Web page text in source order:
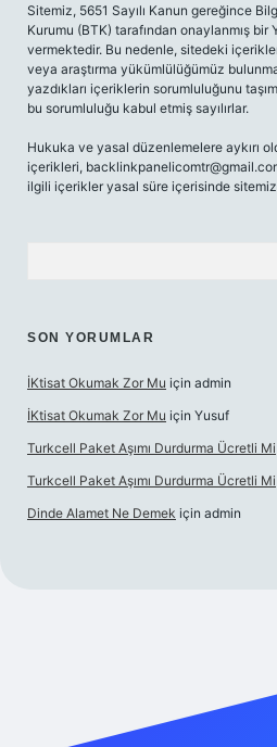
Sitemiz, 5651 Sayılı Kanun gereğince
Kurumu (BTK) tarafından onaylanmış bir
vermektedir. Bu nedenle, sitedeki
veya araştırma yükümlülüğümüz
yazdıkları içeriklerin sorumluluğunu
bu sorumluluğu kabul etmiş sayılırlar.
Hukuka ve yasal düzenlemelere aykırı
içerikleri,
ilgili içerikler yasal süre içerisinde
SON YORUMLAR
İKtisat Okumak Zor Mu için admin
İKtisat Okumak Zor Mu için Yusuf
Turkcell Paket Aşımı Durdurma Ücretli Mi
Turkcell Paket Aşımı Durdurma Ücretli Mi
Dinde Alamet Ne Demek için admin